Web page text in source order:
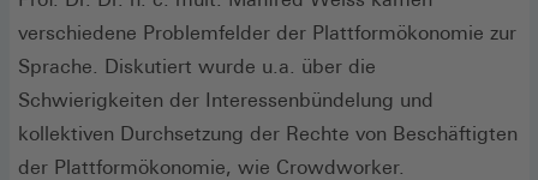
verschiedene Problemfelder der Plattformökonomie zur
Sprache. Diskutiert wurde u.a. über die
Schwierigkeiten der Interessenbündelung und
kollektiven Durchsetzung der Rechte von Beschäftigten
der Plattformökonomie, wie Crowdworker.